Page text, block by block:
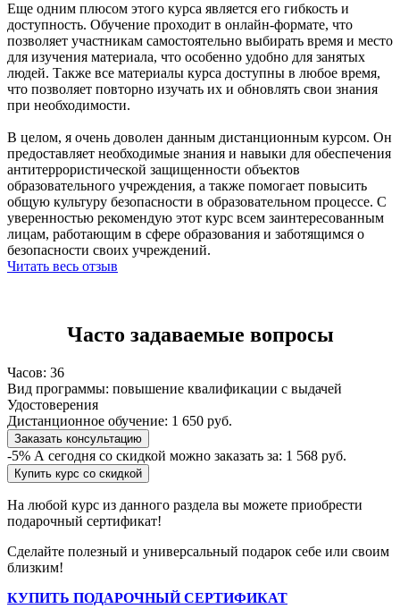
Еще одним плюсом этого курса является его гибкость и
доступность. Обучение проходит в онлайн-формате, что
позволяет участникам самостоятельно выбирать время и место
для изучения материала, что особенно удобно для занятых
людей. Также все материалы курса доступны в любое время,
что позволяет повторно изучать их и обновлять свои знания
при необходимости.
В целом, я очень доволен данным дистанционным курсом. Он
предоставляет необходимые знания и навыки для обеспечения
антитеррористической защищенности объектов
образовательного учреждения, а также помогает повысить
общую культуру безопасности в образовательном процессе. С
уверенностью рекомендую этот курс всем заинтересованным
лицам, работающим в сфере образования и заботящимся о
безопасности своих учреждений.
Читать весь отзыв
Часто задаваемые вопросы
Часов: 36
Вид программы: повышение квалификации с выдачей
Удостоверения
Дистанционное обучение: 1 650 руб.
Заказать консультацию
-5% А сегодня со скидкой можно заказать за: 1 568 руб.
Купить курс со скидкой
На любой курс из данного раздела вы можете приобрести
подарочный сертификат!
Сделайте полезный и универсальный подарок себе или своим
близким!
КУПИТЬ ПОДАРОЧНЫЙ СЕРТИФИКАТ